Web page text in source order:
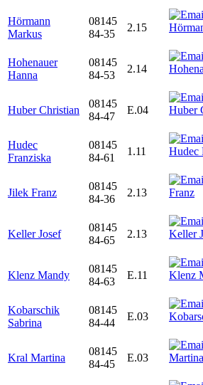
Hörmann
Markus
08145
84-35
2.15
Hohenauer
Hanna
08145
84-53
2.14
Huber Christian
08145
84-47
E.04
Hudec
Franziska
08145
84-61
1.11
Jilek Franz
08145
84-36
2.13
Keller Josef
08145
84-65
2.13
Klenz Mandy
08145
84-63
E.11
Kobarschik
Sabrina
08145
84-44
E.03
Kral Martina
08145
84-45
E.03